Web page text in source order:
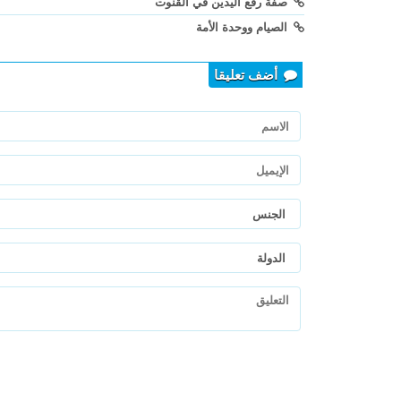
الصيام ووحدة الأمة
أضف تعليقا